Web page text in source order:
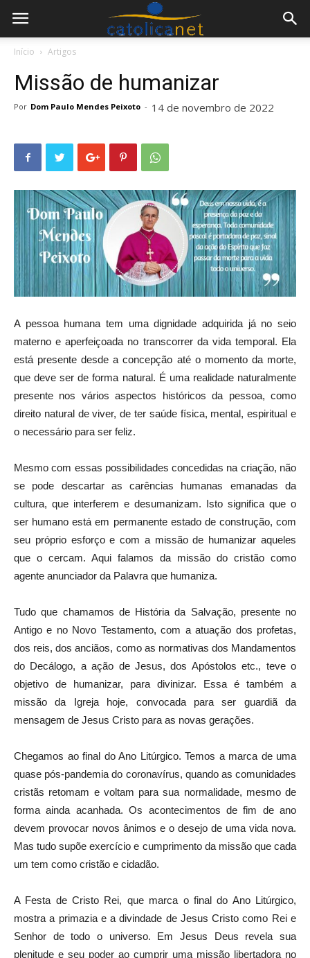
Início Artigos
Missão de humanizar
Por Dom Paulo Mendes Peixoto - 14 de novembro de 2022
A pessoa humana tem uma dignidade adquirida já no seio
materno e aperfeiçoada no transcorrer da vida temporal. Ela
está presente desde a concepção até o momento da morte,
que deve ser de forma natural. É uma realidade naturalmente
presente nos vários aspectos históricos da pessoa, como
direito natural de viver, de ter saúde física, mental, espiritual e
o necessário para ser feliz.
Mesmo com essas possibilidades concedidas na criação, não
se pode descartar as carências humanas emanadas da
cultura, que interferem e desumanizam. Isto significa que o
ser humano está em permanente estado de construção, com
seu próprio esforço e com a missão de humanizar aqueles
que o cercam. Aqui falamos da missão do cristão como
agente anunciador da Palavra que humaniza.
Tudo que chamamos de História da Salvação, presente no
Antigo e no Novo Testamento, com a atuação dos profetas,
dos reis, dos anciãos, como as normativas dos Mandamentos
do Decálogo, a ação de Jesus, dos Apóstolos etc., teve o
objetivo de humanizar, para divinizar. Essa é também a
missão da Igreja hoje, convocada para ser guardiã da
mensagem de Jesus Cristo para as novas gerações.
Chegamos ao final do Ano Litúrgico. Temos a marca de uma
quase pós-pandemia do coronavírus, quando as comunidades
cristãs retomam e voltam para sua normalidade, mesmo de
forma ainda acanhada. Os acontecimentos de fim de ano
devem provocar novos ânimos e o desejo de uma vida nova.
Mas tudo supõe exercício e cumprimento da missão que cada
um tem como cristão e cidadão.
A Festa de Cristo Rei, que marca o final do Ano Litúrgico,
mostra a primazia e a divindade de Jesus Cristo como Rei e
Senhor de todo o universo. Em Jesus Deus revela sua
plenitude e seu poder ao cumprir uma missão libertadora no